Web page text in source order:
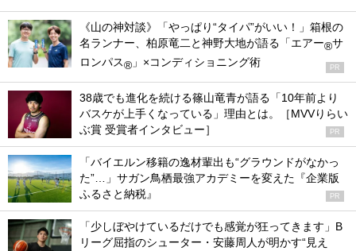
《山の神対談》「やっぱり“タイパ”がいい！」箱根の
名ランナー、柏原竜二と神野大地が語る「エアー®サ
ロンパス® 」×コンディショニング術 PR
38歳でも進化を続ける篠山竜青が語る「10年前より
バスケが上手くなっている」理由とは。［MVVりらい
ぶ賞 受賞者インタビュー］
PR
「バイエルン移籍の逸材輩出も“グラウンドがなかっ
た”…」サガン鳥栖最強アカデミーを変えた『企業版
ふるさと納税』
PR
「少しぼやけているだけでも感覚が狂ってきます」B
リーグ屈指のシューター・安藤周人が明かす“見え